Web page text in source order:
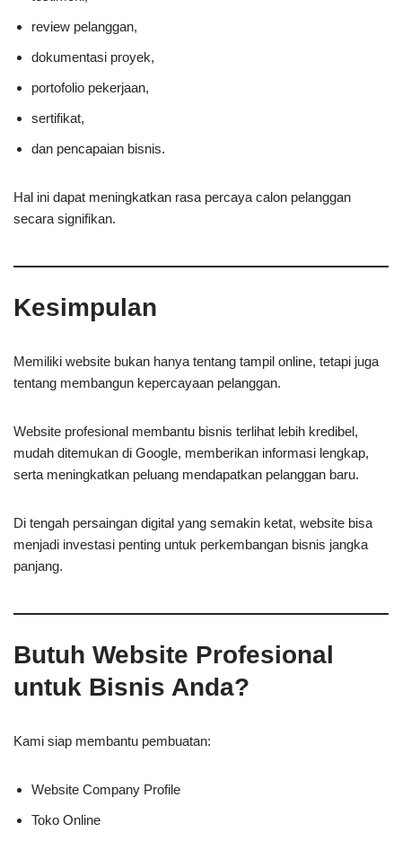
review pelanggan,
dokumentasi proyek,
portofolio pekerjaan,
sertifikat,
dan pencapaian bisnis.
Hal ini dapat meningkatkan rasa percaya calon pelanggan
secara signifikan.
Kesimpulan
Memiliki website bukan hanya tentang tampil online, tetapi juga
tentang membangun kepercayaan pelanggan.
Website profesional membantu bisnis terlihat lebih kredibel,
mudah ditemukan di Google, memberikan informasi lengkap,
serta meningkatkan peluang mendapatkan pelanggan baru.
Di tengah persaingan digital yang semakin ketat, website bisa
menjadi investasi penting untuk perkembangan bisnis jangka
panjang.
Butuh Website Profesional
untuk Bisnis Anda?
Kami siap membantu pembuatan:
Website Company Profile
Toko Online